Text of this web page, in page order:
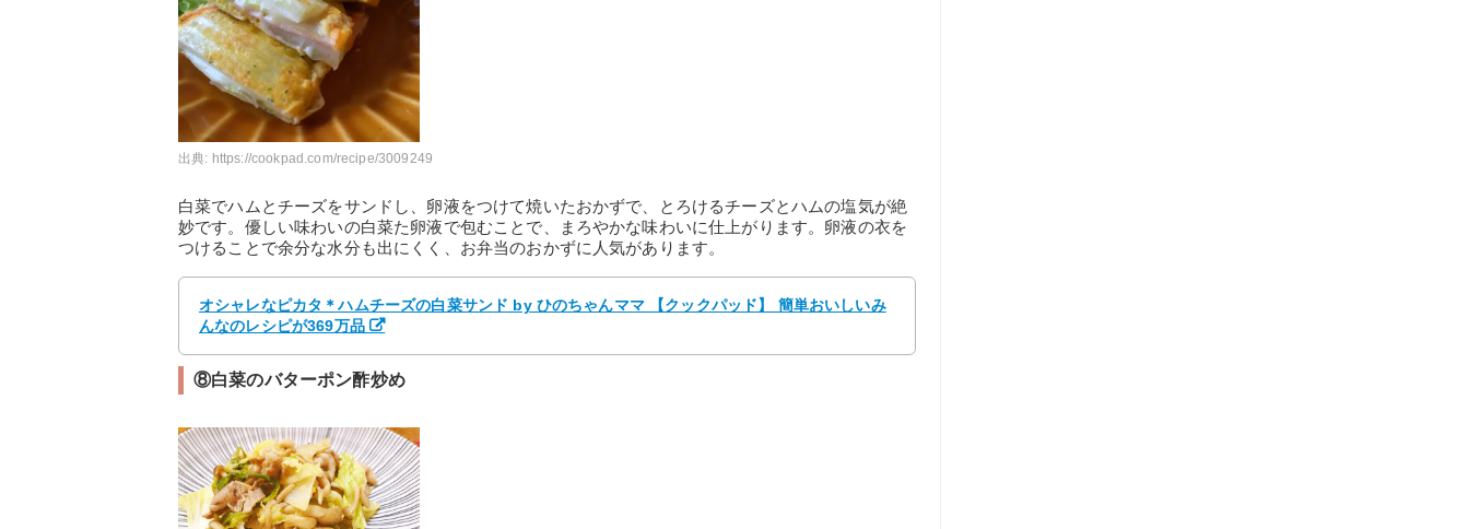
出典: https://cookpad.com/recipe/3009249
白菜でハムとチーズをサンドし、卵液をつけて焼いたおかずで、とろけるチーズとハムの塩気が絶
妙です。優しい味わいの白菜た卵液で包むことで、まろやかな味わいに仕上がります。卵液の衣を
つけることで余分な水分も出にくく、お弁当のおかずに人気があります。
オシャレなピカタ＊ハムチーズの白菜サンド by ひのちゃんママ 【クックパッド】 簡単おいしいみ
んなのレシピが369万品
⑧白菜のバターポン酢炒め